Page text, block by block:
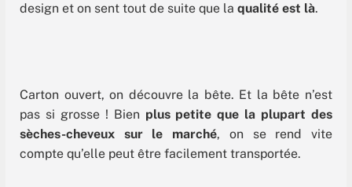
design et on sent tout de suite que la qualité est là.
Carton ouvert, on découvre la bête. Et la bête n’est
pas si grosse ! Bien plus petite que la plupart des
sèches-cheveux sur le marché, on se rend vite
compte qu’elle peut être facilement transportée.